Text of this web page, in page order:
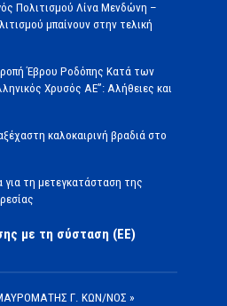
Πολιτισμού Λίνα Μενδώνη –
μπαίνουν στην τελική
Έβρου Ροδόπης Κατά των
Χρυσός ΑΕ”: Αλήθειες και
καλοκαιρινή βραδιά στο
τη μετεγκατάσταση της
με τη σύσταση (ΕΕ)
Γ. ΚΩΝ/ΝΟΣ »